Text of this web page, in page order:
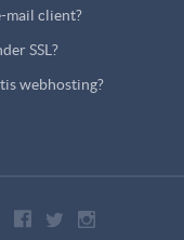
mail client?
SSL?
webhosting?